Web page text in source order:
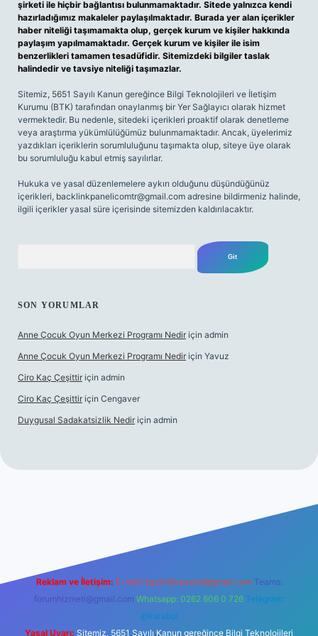
şirketi ile hiçbir bağlantısı bulunmamaktadır. Sitede yalnızca kendi
hazırladığımız makaleler paylaşılmaktadır. Burada yer alan içerikler
haber niteliği taşımamakta olup, gerçek kurum ve kişiler hakkında
paylaşım yapılmamaktadır. Gerçek kurum ve kişiler ile isim
benzerlikleri tamamen tesadüfidir. Sitemizdeki bilgiler taslak
halindedir ve tavsiye niteliği taşımazlar.
Sitemiz, 5651 Sayılı Kanun gereğince Bilgi Teknolojileri ve İletişim
Kurumu (BTK) tarafından onaylanmış bir Yer Sağlayıcı olarak hizmet
vermektedir. Bu nedenle, sitedeki içerikleri proaktif olarak denetleme
veya araştırma yükümlülüğümüz bulunmamaktadır. Ancak, üyelerimiz
yazdıkları içeriklerin sorumluluğunu taşımakta olup, siteye üye olarak
bu sorumluluğu kabul etmiş sayılırlar.
Hukuka ve yasal düzenlemelere aykırı olduğunu düşündüğünüz
içerikleri, backlinkpanelicomtr@gmail.com adresine bildirmeniz halinde,
ilgili içerikler yasal süre içerisinde sitemizden kaldırılacaktır.
SON YORUMLAR
Anne Çocuk Oyun Merkezi Programı Nedir için admin
Anne Çocuk Oyun Merkezi Programı Nedir için Yavuz
Ciro Kaç Çeşittir için admin
Ciro Kaç Çeşittir için Cengaver
Duygusal Sadakatsizlik Nedir için admin
elexbetgiris.org
Reklam ve İletişim: E-mail: backlinkpaneli@gmail.com Teams:
forumhizmeti@gmail.com Whatsapp: 0262 606 0 726 Telegram:
@karabul
Yasal Uyarı: Sitemiz, 5651 Sayılı Kanun gereğince Bilgi Teknolojileri